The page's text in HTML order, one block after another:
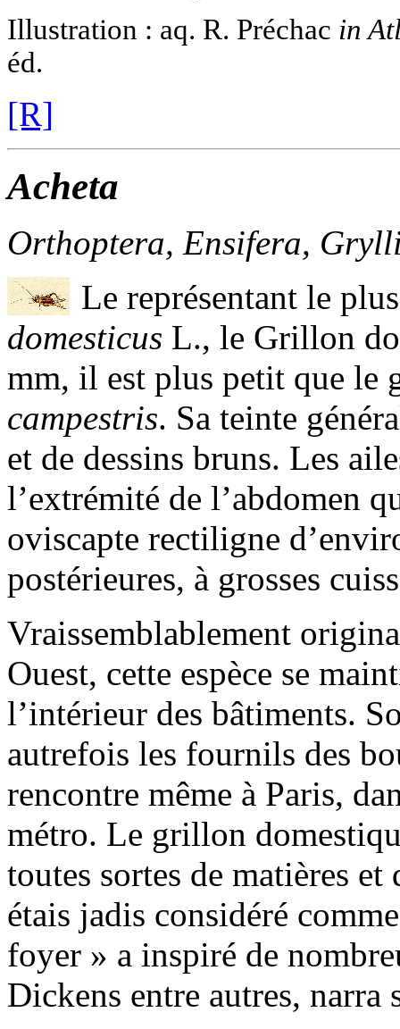
Illustration : aq. R. Préchac in
éd.
[R]
Acheta
Orthoptera, Ensifera,
Le représentant le
domesticus L., le Grillon
mm, il est plus petit que le
campestris. Sa teinte
et de dessins bruns. Les
l’extrémité de l’abdomen
oviscapte rectiligne
postérieures, à grosses
Vraissemblablement
Ouest, cette espèce se
l’intérieur des bâtiments.
autrefois les fournils des
rencontre même à Paris,
métro. Le grillon
toutes sortes de matières
étais jadis considéré
foyer » a inspiré de
Dickens entre autres, narra